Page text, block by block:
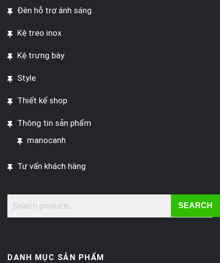
Đèn hỗ trợ ánh sáng
Kệ treo inox
Kệ trưng bày
Style
Thiết kế shop
Thông tin sản phẩm
manocanh
Tư vấn khách hàng
SEARCH
DANH MỤC SẢN PHẨM